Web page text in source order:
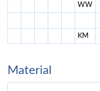
WW
KM
Material